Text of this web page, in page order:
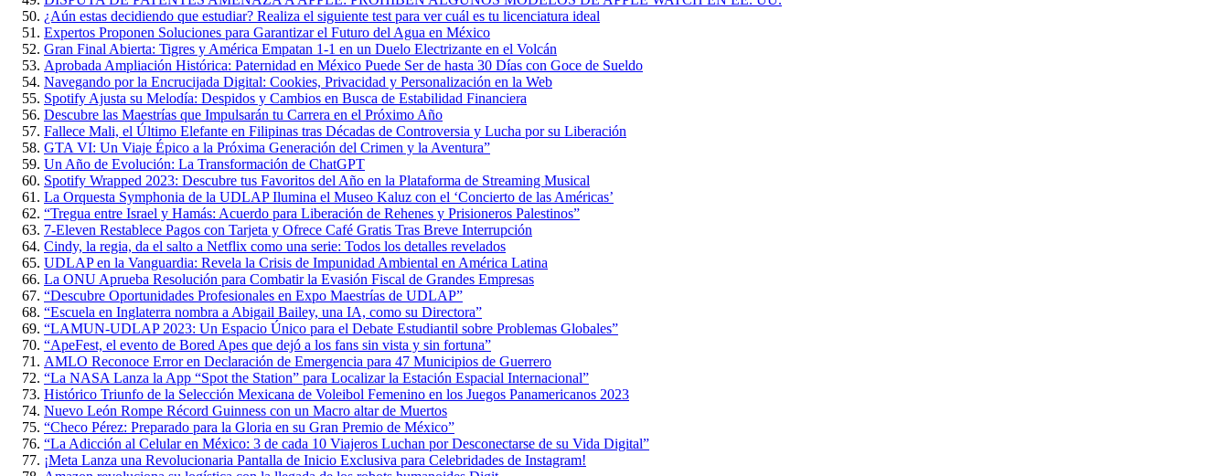
¿Aún estas decidiendo que estudiar? Realiza el siguiente test para ver cuál es tu licenciatura ideal
Expertos Proponen Soluciones para Garantizar el Futuro del Agua en México
Gran Final Abierta: Tigres y América Empatan 1-1 en un Duelo Electrizante en el Volcán
Aprobada Ampliación Histórica: Paternidad en México Puede Ser de hasta 30 Días con Goce de Sueldo
Navegando por la Encrucijada Digital: Cookies, Privacidad y Personalización en la Web
Spotify Ajusta su Melodía: Despidos y Cambios en Busca de Estabilidad Financiera
Descubre las Maestrías que Impulsarán tu Carrera en el Próximo Año
Fallece Mali, el Último Elefante en Filipinas tras Décadas de Controversia y Lucha por su Liberación
GTA VI: Un Viaje Épico a la Próxima Generación del Crimen y la Aventura”
Un Año de Evolución: La Transformación de ChatGPT
Spotify Wrapped 2023: Descubre tus Favoritos del Año en la Plataforma de Streaming Musical
La Orquesta Symphonia de la UDLAP Ilumina el Museo Kaluz con el ‘Concierto de las Américas’
“Tregua entre Israel y Hamás: Acuerdo para Liberación de Rehenes y Prisioneros Palestinos”
7-Eleven Restablece Pagos con Tarjeta y Ofrece Café Gratis Tras Breve Interrupción
Cindy, la regia, da el salto a Netflix como una serie: Todos los detalles revelados
UDLAP en la Vanguardia: Revela la Crisis de Impunidad Ambiental en América Latina
La ONU Aprueba Resolución para Combatir la Evasión Fiscal de Grandes Empresas
“Descubre Oportunidades Profesionales en Expo Maestrías de UDLAP”
“Escuela en Inglaterra nombra a Abigail Bailey, una IA, como su Directora”
“LAMUN-UDLAP 2023: Un Espacio Único para el Debate Estudiantil sobre Problemas Globales”
“ApeFest, el evento de Bored Apes que dejó a los fans sin vista y sin fortuna”
AMLO Reconoce Error en Declaración de Emergencia para 47 Municipios de Guerrero
“La NASA Lanza la App “Spot the Station” para Localizar la Estación Espacial Internacional”
Histórico Triunfo de la Selección Mexicana de Voleibol Femenino en los Juegos Panamericanos 2023
Nuevo León Rompe Récord Guinness con un Macro altar de Muertos
“Checo Pérez: Preparado para la Gloria en su Gran Premio de México”
“La Adicción al Celular en México: 3 de cada 10 Viajeros Luchan por Desconectarse de su Vida Digital”
¡Meta Lanza una Revolucionaria Pantalla de Inicio Exclusiva para Celebridades de Instagram!